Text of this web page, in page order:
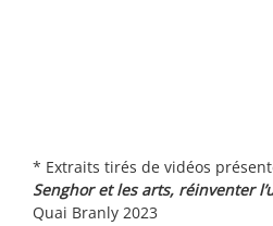
* Extraits tirés de vidéos
Senghor et les arts, réinventer
Quai Branly 2023